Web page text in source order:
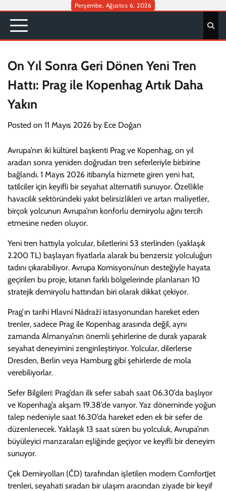
content
Perşembe, Ağustos 6, 2026
On Yıl Sonra Geri Dönen Yeni Tren
Hattı: Prag ile Kopenhag Artık Daha
Yakın
Posted on 11 Mayıs 2026 by Ece Doğan
Avrupa’nın iki kültürel başkenti Prag ve Kopenhag, on yıl
aradan sonra yeniden doğrudan tren seferleriyle birbirine
bağlandı. 1 Mayıs 2026 itibarıyla hizmete giren yeni hat,
tatilciler için keyifli bir seyahat alternatifi sunuyor. Özellikle
havacılık sektöründeki yakıt belirsizlikleri ve artan maliyetler,
birçok yolcunun Avrupa’nın konforlu demiryolu ağını tercih
etmesine neden oluyor.
Yeni tren hattıyla yolcular, biletlerini 53 sterlinden (yaklaşık
2.200 TL) başlayan fiyatlarla alarak bu benzersiz yolculuğun
tadını çıkarabiliyor. Avrupa Komisyonu’nun desteğiyle hayata
geçirilen bu proje, kıtanın farklı bölgelerinde planlanan 10
stratejik demiryolu hattından biri olarak dikkat çekiyor.
Prag’ın tarihi Hlavní Nádraží istasyonundan hareket eden
trenler, sadece Prag ile Kopenhag arasında değil, aynı
zamanda Almanya’nın önemli şehirlerine de durak yaparak
seyahat deneyimini zenginleştiriyor. Yolcular, dilerlerse
Dresden, Berlin veya Hamburg gibi şehirlerde de mola
verebiliyorlar.
Sefer Bilgileri: Prag’dan ilk sefer sabah saat 06.30’da başlıyor
ve Kopenhag’a akşam 19.38’de varıyor. Yaz döneminde yoğun
talep nedeniyle saat 16.30’da hareket eden ek bir sefer de
düzenlenecek. Yaklaşık 13 saat süren bu yolculuk, Avrupa’nın
büyüleyici manzaraları eşliğinde geçiyor ve keyifli bir deneyim
sunuyor.
Çek Demiryolları (ČD) tarafından işletilen modern ComfortJet
trenleri, seyahati sıradan bir ulaşım aracından ziyade bir keyif